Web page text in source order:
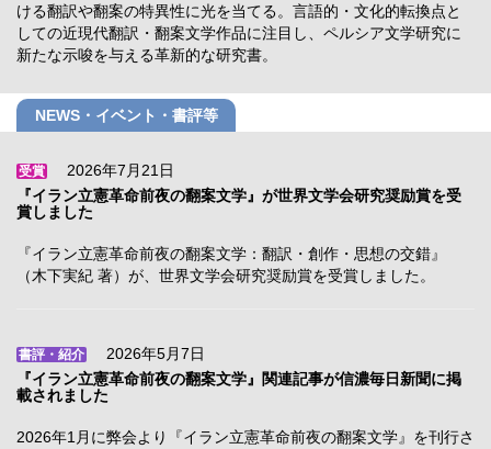
ける翻訳や翻案の特異性に光を当てる。言語的・文化的転換点と
しての近現代翻訳・翻案文学作品に注目し、ペルシア文学研究に
新たな示唆を与える革新的な研究書。
NEWS・イベント・書評等
受賞
2026年7月21日
『イラン立憲革命前夜の翻案文学』が世界文学会研究奨励賞を受
賞しました
『イラン立憲革命前夜の翻案文学：翻訳・創作・思想の交錯』
（木下実紀 著）が、世界文学会研究奨励賞を受賞しました。
書評・紹介
2026年5月7日
『イラン立憲革命前夜の翻案文学』関連記事が信濃毎日新聞に掲
載されました
2026年1月に弊会より『イラン立憲革命前夜の翻案文学』を刊行さ